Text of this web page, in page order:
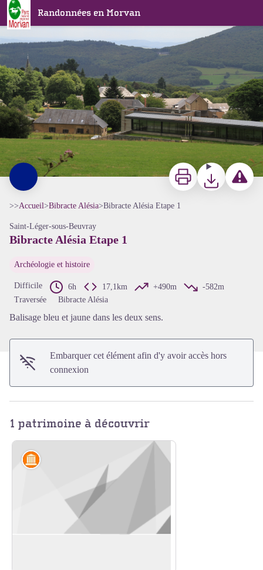
Randonnées en Morvan
Bibracte Alésia Etape 1
Paysage Glux en Glenne - A Millot Pnr Morvan
ImprimerTéléchargerSignaler
>>Accueil>Bibracte Alésia>Bibracte Alésia Etape 1
Saint-Léger-sous-Beuvray
Bibracte Alésia Etape 1
Archéologie et histoire
Difficile 6h 17,1km +490m
-582m
Traversée
Bibracte Alésia
Balisage bleu et jaune dans les deux sens.
Embarquer cet élément afin d'y avoir accès hors
connexion
1 patrimoine à découvrir
Artisanat et industrie